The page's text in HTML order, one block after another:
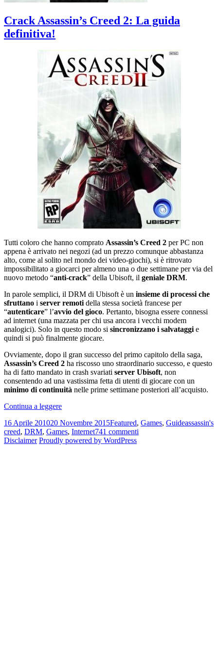
Crack Assassin’s Creed 2: La guida
definitiva!
Tutti coloro che hanno comprato Assassin’s Creed 2 per PC non
appena è arrivato nei negozi (ad un prezzo comunque abbastanza
alto, come al solito nel mondo dei video-giochi), si è ritrovato
impossibilitato a giocarci per almeno una o due settimane per via del
nuovo metodo “anti-crack” della Ubisoft, il geniale DRM.
In parole semplici, il DRM di Ubisoft è un insieme di processi che
sfruttano i server remotidella stessa società francese per
“autenticare” l’avvio del gioco. Pertanto, bisogna essere connessi
ad internet (una mazzata per chi usa ancora i vecchi modem
analogici). Solo in questo modo si sincronizzano i salvataggie
quindi si può finalmente giocare.
Ovviamente, dopo il gran successo del primo capitolo della saga,
Assassin’s Creed 2 ha riscosso uno straordinario successo, e questo
ha di fatto mandato in crash svariati server Ubisoft, non
consentendo ad una vastissima fetta di utenti di giocare con un
minimo di continuità nelle prime settimane posteriori all’acquisto.
Continua a leggereCrack
Creed
2:
La
Scritto
il
16 Aprile 201020 Novembre 2015Categorie
Featured, Games, GuideTag
assassin's
creed, DRM, Games, Internet741 commenti
Disclaimer Proudly powered by WordPress